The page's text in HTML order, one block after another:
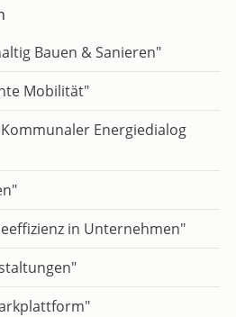
Bauen & Sanieren"
Mobilität"
Energiedialog
in Unternehmen"